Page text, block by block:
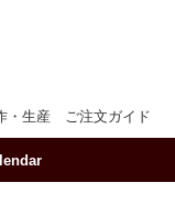
・生産 ご注文ガイド